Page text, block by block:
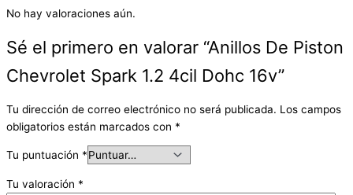
No hay valoraciones aún.
Sé el primero en valorar “Anillos De Piston
Chevrolet Spark 1.2 4cil Dohc 16v”
Tu dirección de correo electrónico no será publicada. Los campos
obligatorios están marcados con *
Tu puntuación *
Tu valoración *